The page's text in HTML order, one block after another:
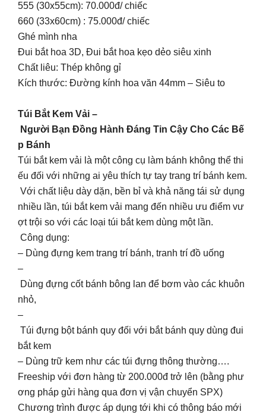
555 (30x55cm): 70.000đ/ chiếc
660 (33x60cm) : 75.000đ/ chiếc
Ghé mình nha
Đui bắt hoa 3D, Đui bắt hoa kẹo dẻo siêu xinh
Chất liêu: Thép không gỉ
Kích thước: Đường kính hoa văn 44mm – Siêu to
Túi Bắt Kem Vải –
Người Bạn Đồng Hành Đáng Tin Cậy Cho Các Bế
p Bánh
Túi bắt kem vải là một công cụ làm bánh không thể thi
ếu đối với những ai yêu thích tự tay trang trí bánh kem.
Với chất liệu dày dặn, bền bỉ và khả năng tái sử dụng
nhiều lần, túi bắt kem vải mang đến nhiều ưu điểm vư
ợt trội so với các loại túi bắt kem dùng một lần.
Công dụng:
– Dùng đựng kem trang trí bánh, tranh trí đồ uống
–
Dùng đựng cốt bánh bông lan để bơm vào các khuôn
nhỏ,
–
Túi đựng bột bánh quy đối với bắt bánh quy dùng đui
bắt kem
– Dùng trữ kem như các túi đựng thông thường….
Freeship với đơn hàng từ 200.000đ trở lên (bằng phư
ơng pháp gửi hàng qua đơn vị vận chuyển SPX)
Chương trình được áp dụng tới khi có thông báo mới